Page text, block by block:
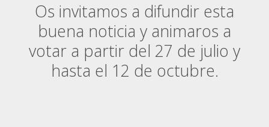
Os invitamos a difundir esta
buena noticia y animaros a
votar a partir del 27 de julio y
hasta el 12 de octubre.